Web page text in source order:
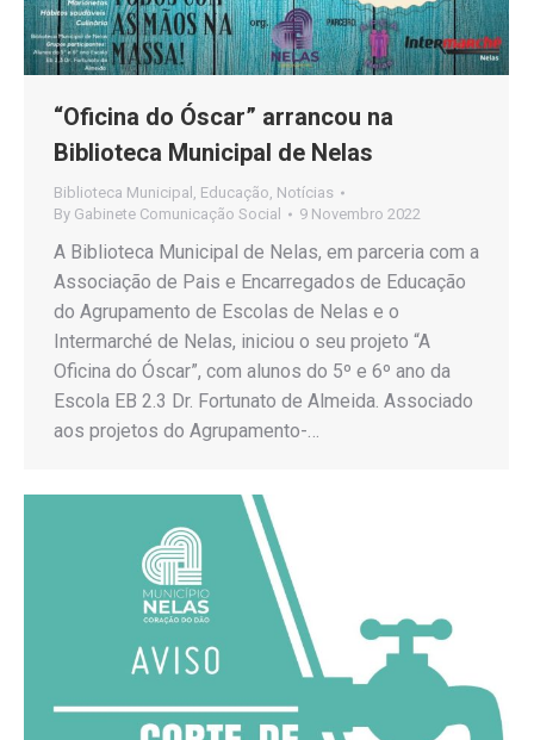
“Oficina do Óscar” arrancou na
Biblioteca Municipal de Nelas
Biblioteca Municipal , Educação, Notícias
By Gabinete Comunicação Social 9 Novembro 2022
A Biblioteca Municipal de Nelas, em parceria com a
Associação de Pais e Encarregados de Educação
do Agrupamento de Escolas de Nelas e o
Intermarché de Nelas, iniciou o seu projeto “A
Oficina do Óscar”, com alunos do 5º e 6º ano da
Escola EB 2.3 Dr. Fortunato de Almeida. Associado
aos projetos do Agrupamento-…